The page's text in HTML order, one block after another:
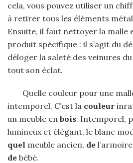
cela, vous pouvez utiliser un
à retirer tous les éléments
Ensuite, il faut nettoyer la malle
produit spécifique : il s’agit du
déloger la saleté des veinures du
tout son éclat.
Quelle couleur pour une
intemporel. C’est la couleur
un meuble en bois. Intemporel,
lumineux et élégant, le blanc
quel meuble ancien, de l’armoire
de bébé.